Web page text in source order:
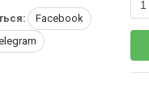
Facebook